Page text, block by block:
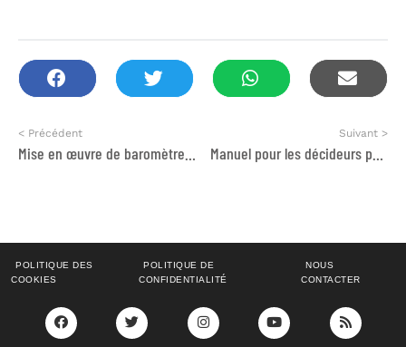
< Précédent Suivant >
POLITIQUE DES
COOKIES
POLITIQUE DE
CONFIDENTIALITÉ
NOUS
CONTACTER